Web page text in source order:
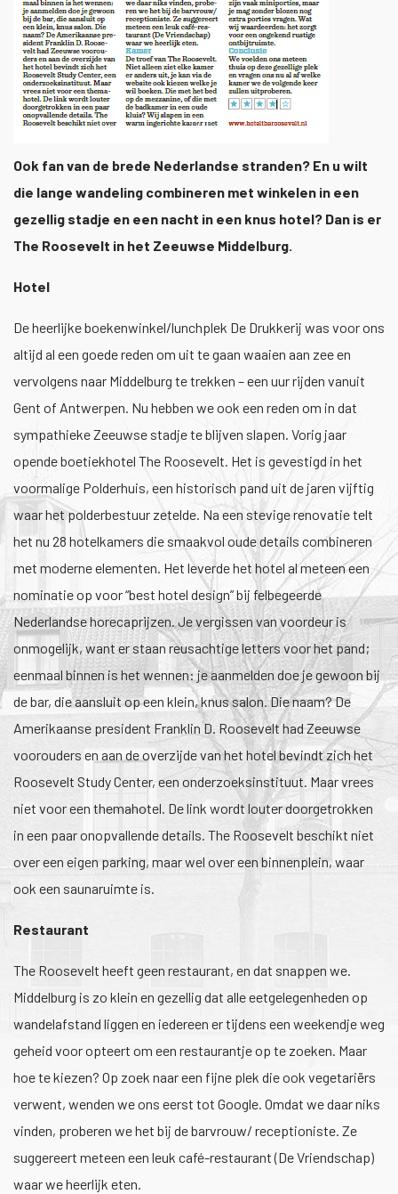
1/1
Ook fan van de brede Nederlandse stranden? En u wilt
die lange wandeling combineren met winkelen in een
gezellig stadje en een nacht in een knus hotel? Dan is er
The Roosevelt in het Zeeuwse Middelburg.
Hotel
De heerlijke boekenwinkel/lunchplek De Drukkerij was voor ons
altijd al een goede reden om uit te gaan waaien aan zee en
vervolgens naar Middelburg te trekken – een uur rijden vanuit
Gent of Antwerpen. Nu hebben we ook een reden om in dat
sympathieke Zeeuwse stadje te blijven slapen. Vorig jaar
opende boetiekhotel The Roosevelt. Het is gevestigd in het
voormalige Polderhuis, een historisch pand uit de jaren vijftig
waar het polderbestuur zetelde. Na een stevige renovatie telt
het nu 28 hotelkamers die smaakvol oude details combineren
met moderne elementen. Het leverde het hotel al meteen een
nominatie op voor “best hotel design” bij felbegeerde
Nederlandse horecaprijzen. Je vergissen van voordeur is
onmogelijk, want er staan reusachtige letters voor het pand;
eenmaal binnen is het wennen: je aanmelden doe je gewoon bij
de bar, die aansluit op een klein, knus salon. Die naam? De
Amerikaanse president Franklin D. Roosevelt had Zeeuwse
voorouders en aan de overzijde van het hotel bevindt zich het
Roosevelt Study Center, een onderzoeksinstituut. Maar vrees
niet voor een themahotel. De link wordt louter doorgetrokken
in een paar onopvallende details. The Roosevelt beschikt niet
over een eigen parking, maar wel over een binnenplein, waar
ook een saunaruimte is.
Restaurant
The Roosevelt heeft geen restaurant, en dat snappen we.
Middelburg is zo klein en gezellig dat alle eetgelegenheden op
wandelafstand liggen en iedereen er tijdens een weekendje weg
geheid voor opteert om een restaurantje op te zoeken. Maar
hoe te kiezen? Op zoek naar een fijne plek die ook vegetariërs
verwent, wenden we ons eerst tot Google. Omdat we daar niks
vinden, proberen we het bij de barvrouw/ receptioniste. Ze
suggereert meteen een leuk café-restaurant (De Vriendschap)
waar we heerlijk eten.